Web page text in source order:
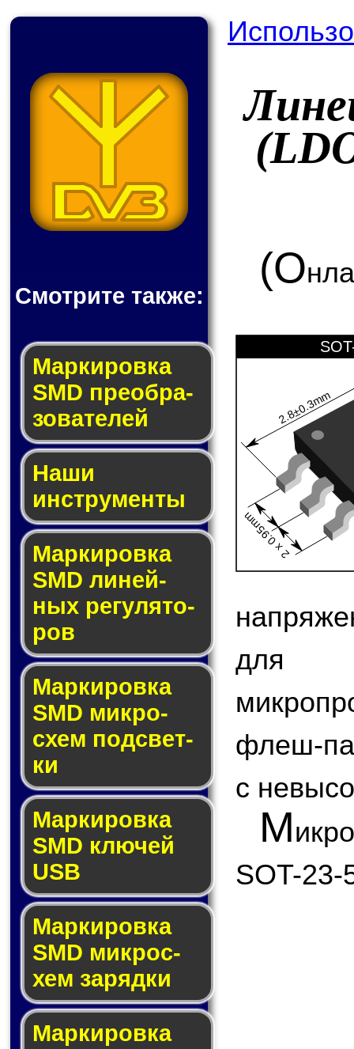
Смотрите также:
Мар­ки­ров­ка
SMD пре­об­ра­
зо­ва­те­лей
Наши
инструменты
Маркировка
SMD ли­ней­
ных ре­гу­ля­то­
ров
Маркировка
SMD мик­ро­
схем под­свет­
ки
Маркировка
SMD клю­чей
USB
Маркировка
SMD мик­рос­
хем за­ряд­ки
Маркировка
(О
2.8±0.3mm
2 x 0.95mm
для
флеш-
с
М
SOT-23-